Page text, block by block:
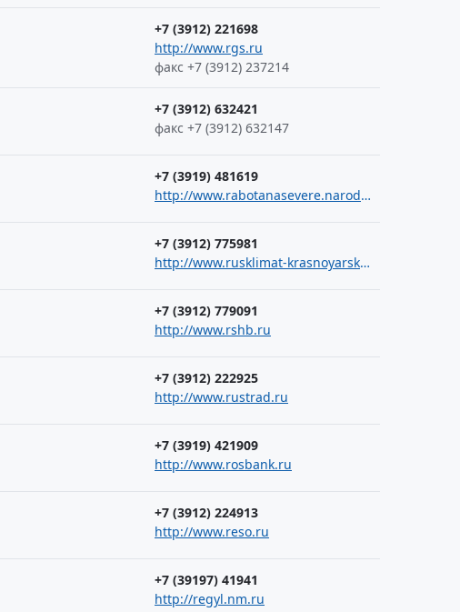
+7 (3912) 221698
http://www.rgs.ru
факс +7 (3912) 237214
+7 (3912) 632421
факс +7 (3912) 632147
+7 (3919) 481619
http://www.rabotanasevere.narod.ru
+7 (3912) 775981
http://www.rusklimat-krasnoyarsk.ru
+7 (3912) 779091
http://www.rshb.ru
+7 (3912) 222925
http://www.rustrad.ru
+7 (3919) 421909
http://www.rosbank.ru
+7 (3912) 224913
http://www.reso.ru
+7 (39197) 41941
http://regyl.nm.ru